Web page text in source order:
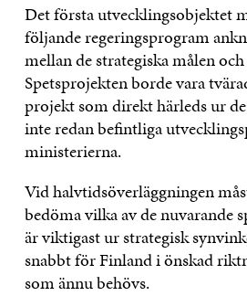
Det första utvecklingsobjektet
följande regeringsprogram
mellan de strategiska målen
Spetsprojekten borde vara
projekt som direkt härleds ur
inte redan befintliga
ministerierna.
Vid halvtidsöverläggningen
bedöma vilka av de nuvarande
är viktigast ur strategisk
snabbt för Finland i önskad
som ännu behövs.